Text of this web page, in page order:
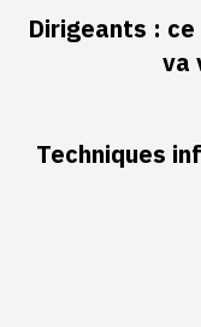
Dirigeants :
va
Techniques